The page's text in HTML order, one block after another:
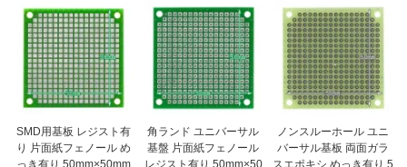
SMD用基板 レジスト有
り 片面紙フェノール め
っき有り 50mm×50mm
角ランド ユニバーサル
基盤 片面紙フェノール
レジスト有り 50mm×50
ノンスルーホール ユニ
バーサル基板 両面ガラ
スエポキシ めっき有り 5